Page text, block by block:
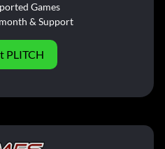
Games
& Support
PLITCH